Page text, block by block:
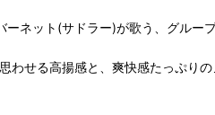
ット(サドラー)が歌う、グルー
せる高揚感と、爽快感たっぷりの